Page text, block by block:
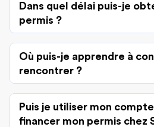
Dans quel délai puis-je
permis ?
Où puis-je apprendre à
rencontrer ?
Puis je utiliser mon
financer mon permis chez